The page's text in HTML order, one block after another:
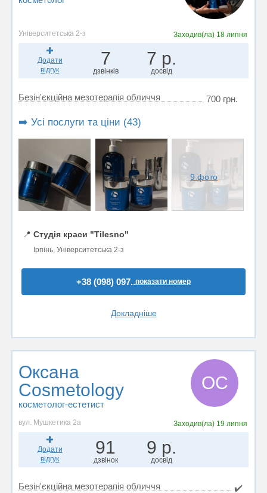
Університетська 2-з Заходив(ла) 18 липня
Додати
відгук
7
дзвінків
7 р.
досвід
Безін'єкційна мезотерапія обличчя 700 грн.
➡️ Усі послуги та ціни (43)
9 фото
📍 Студія краси "Tilesno"
Ірпінь, Університетська 2-з
+38 (098) 097..показати номер
Докладніше
Оксана
Cosmetology
косметолог-естетист
ОC
вул. Мушкетика 2а Заходив(ла) 19 липня
Додати
відгук
91
дзвінок
9 р.
досвід
Безін'єкційна мезотерапія обличчя ✔️